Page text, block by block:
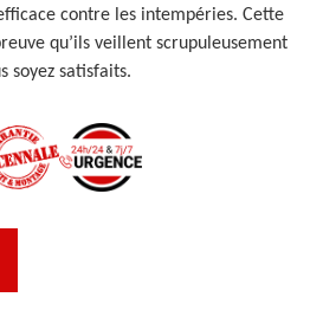
contre les intempéries. Cette
qu’ils veillent scrupuleusement
soyez satisfaits.